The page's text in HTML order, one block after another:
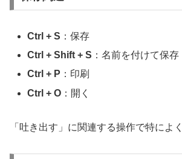
Ctrl + S ：保存
Ctrl + Shift + S ：名前を付けて保存
Ctrl + P ：印刷
Ctrl + O ：開く
「吐き出す」に関連する操作で特によ